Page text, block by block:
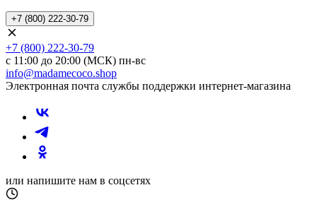
+7 (800) 222-30-79
+7 (800) 222-30-79
с 11:00 до 20:00 (МСК) пн-вс
info@madamecoco.shop
Электронная почта службы поддержки интернет-магазина
или напишите нам в соцсетях